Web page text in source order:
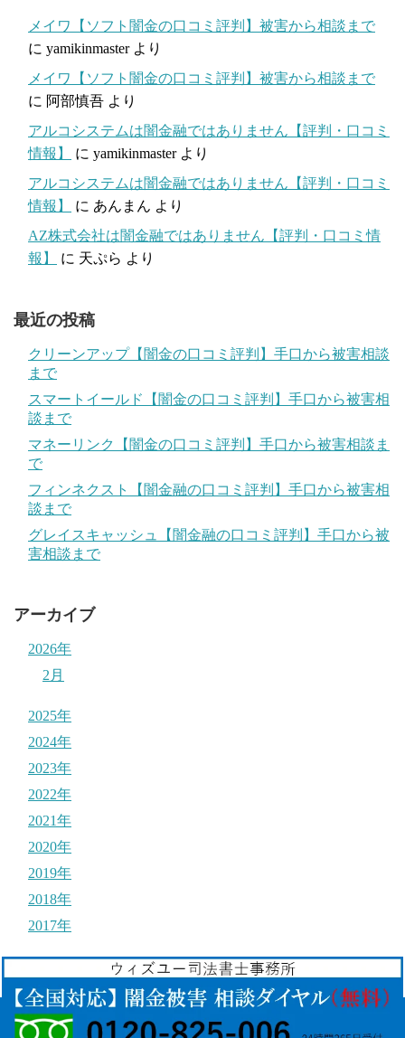
メイワ【ソフト闇金の口コミ評判】被害から相談まで
に yamikinmasterより
メイワ【ソフト闇金の口コミ評判】被害から相談まで
に 阿部慎吾 より
アルコシステムは闇金融ではありません【評判・口コミ
情報】
に yamikinmasterより
アルコシステムは闇金融ではありません【評判・口コミ
情報】
に あんまん より
AZ株式会社は闇金融ではありません【評判・口コミ情
報】
に 天ぷら より
最近の投稿
クリーンアップ【闇金の口コミ評判】手口から被害相談
まで
スマートイールド【闇金の口コミ評判】手口から被害相
談まで
マネーリンク【闇金の口コミ評判】手口から被害相談ま
で
フィンネクスト【闇金融の口コミ評判】手口から被害相
談まで
グレイスキャッシュ【闇金融の口コミ評判】手口から被
害相談まで
アーカイブ
2026年
2月
2025年
2024年
2023年
2022年
2021年
2020年
2019年
2018年
2017年
© 2017それ闇金ですよ！.